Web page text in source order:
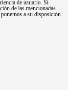
de usuario. Si
de las mencionadas
a su disposición